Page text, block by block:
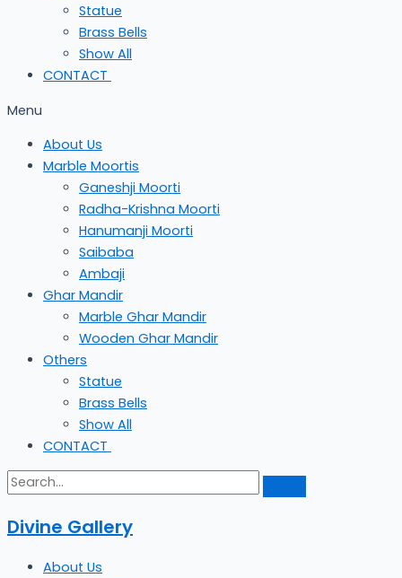
Statue
Brass Bells
Show All
CONTACT
Menu
About Us
Marble Moortis
Ganeshji Moorti
Radha-Krishna Moorti
Hanumanji Moorti
Saibaba
Ambaji
Ghar Mandir
Marble Ghar Mandir
Wooden Ghar Mandir
Others
Statue
Brass Bells
Show All
CONTACT
Divine Gallery
About Us